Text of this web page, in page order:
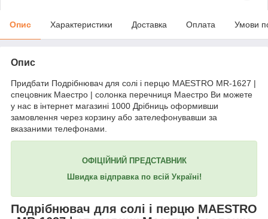
Опис Характеристики Доставка Оплата Умови
Опис
Придбати Подрібнювач для солі і перцю MAESTRO MR-1627 |
спецовник Маестро | солонка перечниця Маестро Ви можете
у нас в інтернет магазині 1000 Дрібниць оформивши
замовлення через корзину або зателефонувавши за
вказаними телефонами.
ОФІЦІЙНИЙ ПРЕДСТАВНИК
Швидка відправка по всій Україні!
Подрібнювач для солі і перцю MAESTRO